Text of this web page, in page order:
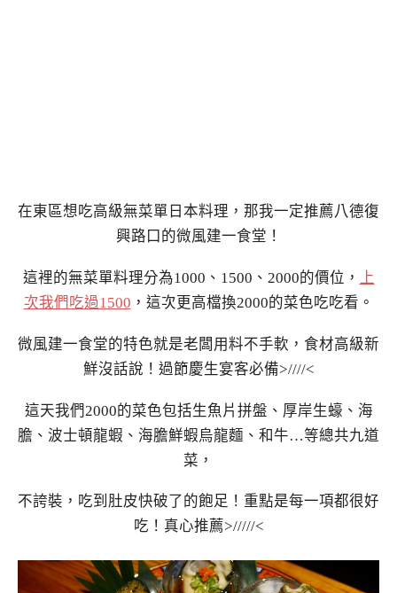
在東區想吃高級無菜單日本料理，那我一定推薦八德復
興路口的微風建一食堂！
這裡的無菜單料理分為1000、1500、2000的價位， 上
次我們吃過1500 ，這次更高檔換2000的菜色吃吃看。
微風建一食堂的特色就是老闆用料不手軟，食材高級新
鮮沒話說！過節慶生宴客必備>////<
這天我們2000的菜色包括生魚片拼盤、厚岸生蠔、海
膽、波士頓龍蝦、海膽鮮蝦烏龍麵、和牛…等總共九道
菜，
不誇裝，吃到肚皮快破了的飽足！重點是每一項都很好
吃！真心推薦>/////<